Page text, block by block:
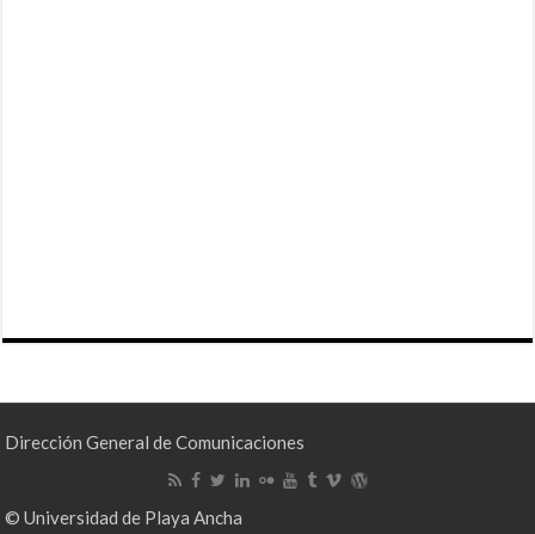
Dirección General de Comunicaciones
© Universidad de Playa Ancha